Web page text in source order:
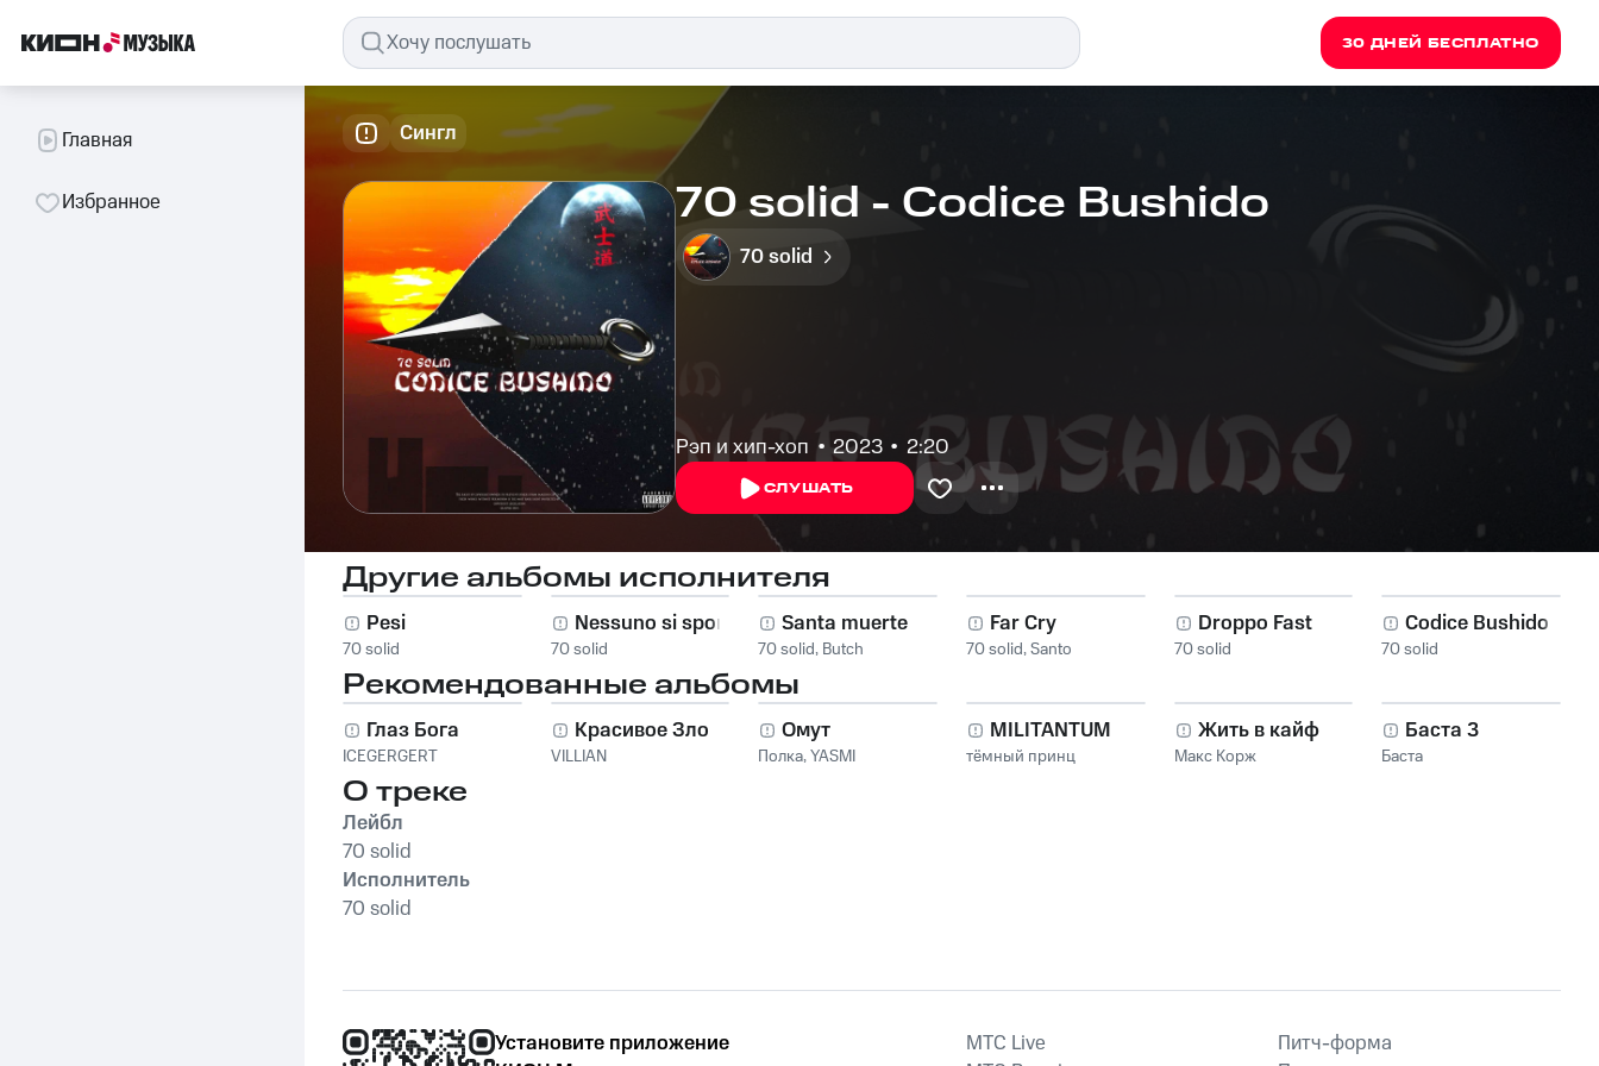
30 ДНЕЙ БЕСПЛАТНО
Главная
Избранное
Сингл
70 solid - Codice Bushido
70 solid
Рэп и хип-хоп 2023 2:20
СЛУШАТЬ
Другие альбомы исполнителя
Pesi
70 solid
Nessuno si sporca
70 solid
Santa muerte
70 solid, Butch
Far Cry
70 solid,Santo
Droppo Fast
70 solid
Codice Bushido
70 solid
Рекомендованные альбомы
Глаз Бога
ICEGERGERT
Красивое Зло
VILLIAN
Омут
Полка,YASMI
MILITANTUM
тёмный принц
Жить в кайф
Макс Корж
Баста 3
Баста
О треке
Лейбл
70 solid
Исполнитель
70 solid
Установите приложение
MTС Live
Питч-форма